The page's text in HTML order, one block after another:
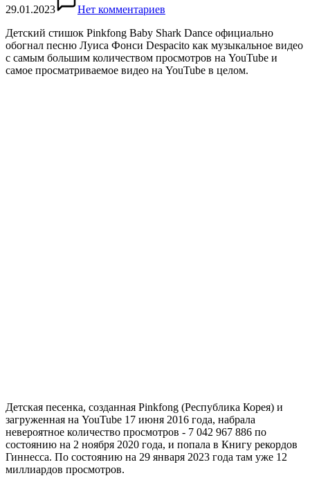
29.01.2023
Нет комментариев
Детский стишок Pinkfong Baby Shark Dance официально
обогнал песню Луиса Фонси Despacito как музыкальное видео
с самым большим количеством просмотров на YouTube и
самое просматриваемое видео на YouTube в целом.
Детская песенка, созданная Pinkfong (Республика Корея) и
загруженная на YouTube 17 июня 2016 года, набрала
невероятное количество просмотров - 7 042 967 886 по
состоянию на 2 ноября 2020 года, и попала в Книгу рекордов
Гиннесса. По состоянию на 29 января 2023 года там уже 12
миллиардов просмотров.